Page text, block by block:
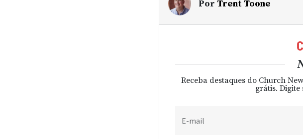
Por Trent Toone
Receba destaques do Church
grátis. Digite
E-mail